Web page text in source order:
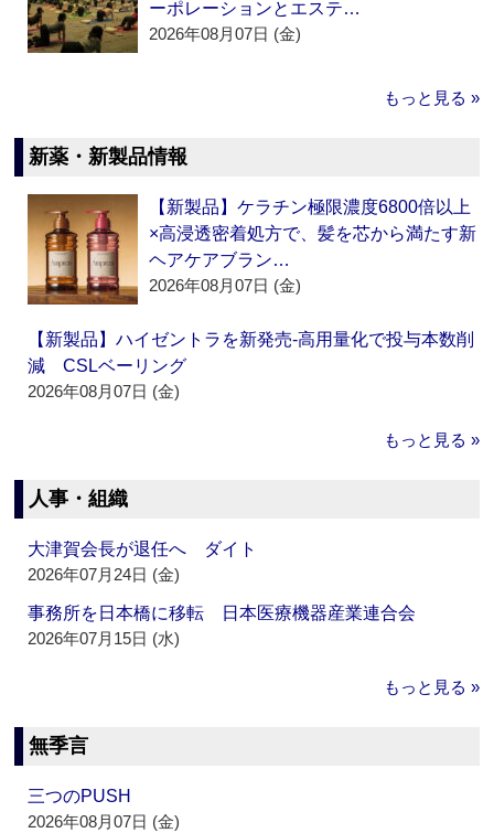
ーポレーションとエステ…
2026年08月07日 (金)
もっと見る »
新薬・新製品情報
【新製品】ケラチン極限濃度6800倍以上
×高浸透密着処方で、髪を芯から満たす新
ヘアケアブラン…
2026年08月07日 (金)
【新製品】ハイゼントラを新発売‐高用量化で投与本数削
減 CSLベーリング
2026年08月07日 (金)
もっと見る »
人事・組織
大津賀会長が退任へ ダイト
2026年07月24日 (金)
事務所を日本橋に移転 日本医療機器産業連合会
2026年07月15日 (水)
もっと見る »
無季言
三つのPUSH
2026年08月07日 (金)